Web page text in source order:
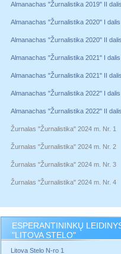
Almanachas "Žurnalistika 2019" II dalis
Almanachas "Žurnalistika 2020" I dalis
Almanachas "Žurnalistika 2020" II dalis
Almanachas "Žurnalistika 2021" I dalis
Almanachas "Žurnalistika 2021" II dalis
Almanachas "Žurnalistika 2022" I dalis
Almanachas "Žurnalistika 2022" II dalis
Žurnalas "Žurnalistika" 2024 m. Nr. 1
Žurnalas "Žurnalistika" 2024 m. Nr. 2
Žurnalas "Žurnalistika" 2024 m. Nr. 3
Žurnalas "Žurnalistika" 2024 m. Nr. 4
ESPERANTININKŲ
"LITOVA STELO"
Litova Stelo N-ro 1